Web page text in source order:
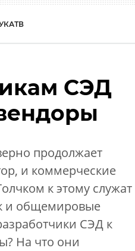
ТВ
СЭД
продолжает
и коммерческие
к этому служат
и общемировые
СЭД к
На что они